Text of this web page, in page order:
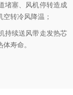
堵塞、风机停转造成
转冷风降温；
持续送风带走发热芯
寿命。